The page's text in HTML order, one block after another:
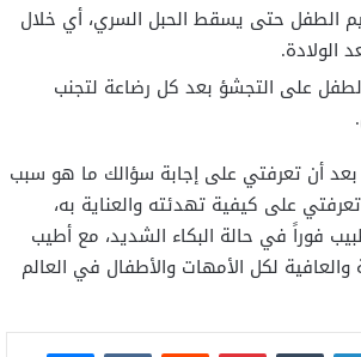
الطفل حتى يسقط الحبل السري، أي خلال
على التجشؤ بعد كل رضاعة لتجنب
بعد أن تعرفتي على إجابة سؤالك ما هو سبب
على كيفية تهدئته والعناية به،
فوراً في حالة البكاء الشديد، مع أطيب
والعافية لكل الأمهات والأطفال في العالم